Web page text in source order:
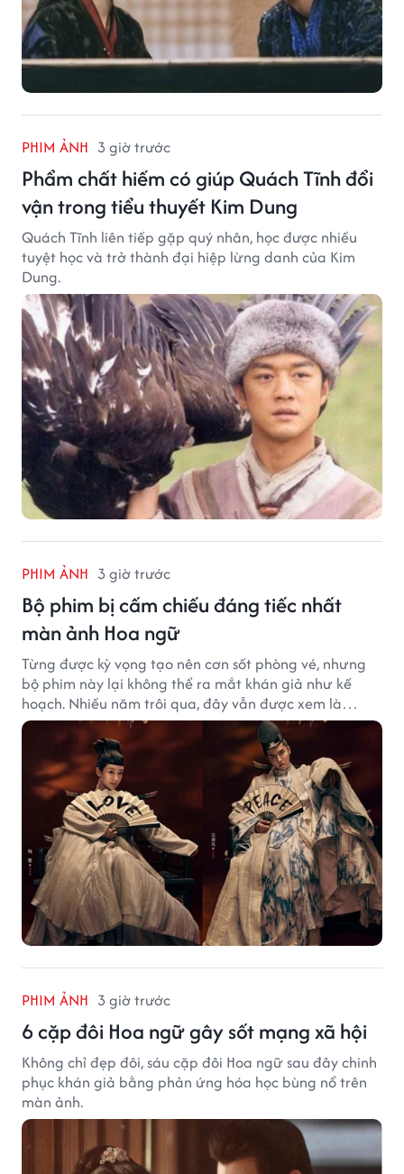
PHIM ẢNH 3 giờ trước
Phẩm chất hiếm có giúp Quách Tĩnh đổi
vận trong tiểu thuyết Kim Dung
Quách Tĩnh liên tiếp gặp quý nhân, học được nhiều
tuyệt học và trở thành đại hiệp lừng danh của Kim
Dung.
PHIM ẢNH 3 giờ trước
Bộ phim bị cấm chiếu đáng tiếc nhất
màn ảnh Hoa ngữ
Từng được kỳ vọng tạo nên cơn sốt phòng vé, nhưng
bộ phim này lại không thể ra mắt khán giả như kế
hoạch. Nhiều năm trôi qua, đây vẫn được xem là
trường hợp đáng tiếc bậc nhất của màn ảnh Hoa ngữ.
PHIM ẢNH 3 giờ trước
6 cặp đôi Hoa ngữ gây sốt mạng xã hội
Không chỉ đẹp đôi, sáu cặp đôi Hoa ngữ sau đây chinh
phục khán giả bằng phản ứng hóa học bùng nổ trên
màn ảnh.